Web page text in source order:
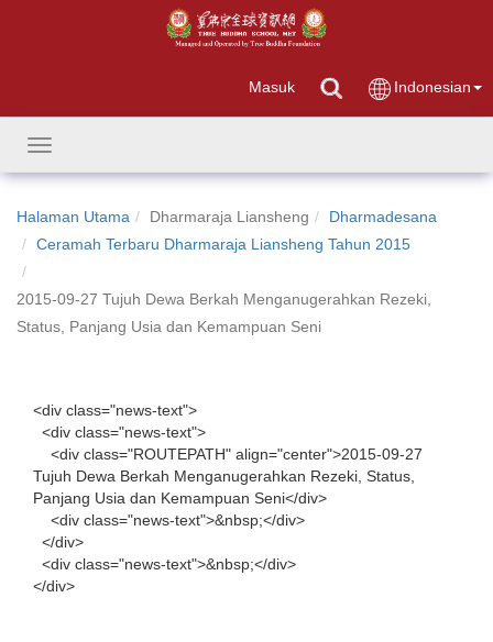
Masuk Indonesian
Toggle
navigation
Halaman Utama Dharmaraja Liansheng
Dharmadesana
Ceramah Terbaru Dharmaraja Liansheng Tahun 2015
2015-09-27 Tujuh Dewa Berkah Menganugerahkan Rezeki,
Status, Panjang Usia dan Kemampuan Seni
<div class="news-text">
<div class="news-text">
<div class="ROUTEPATH" align="center">2015-09-27
Tujuh Dewa Berkah Menganugerahkan Rezeki, Status,
Panjang Usia dan Kemampuan Seni</div>
<div class="news-text">&nbsp;</div>
</div>
<div class="news-text">&nbsp;</div>
</div>